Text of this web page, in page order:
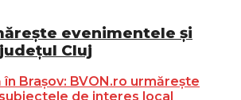
evenimentele și
Cluj